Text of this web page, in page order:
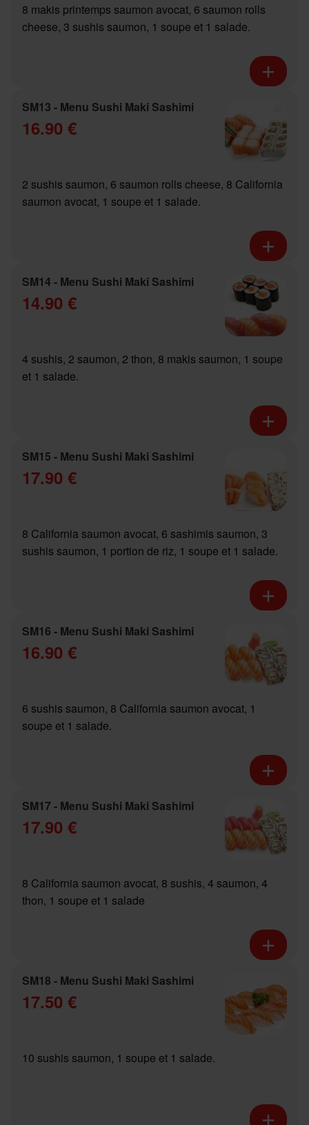
8 makis printemps saumon avocat, 6 saumon rolls
cheese, 3 sushis saumon, 1 soupe et 1 salade.
SM13 - Menu Sushi Maki Sashimi
16.90 €
2 sushis saumon, 6 saumon rolls cheese, 8 California
saumon avocat, 1 soupe et 1 salade.
SM14 - Menu Sushi Maki Sashimi
14.90 €
4 sushis, 2 saumon, 2 thon, 8 makis saumon, 1 soupe
et 1 salade.
SM15 - Menu Sushi Maki Sashimi
17.90 €
8 California saumon avocat, 6 sashimis saumon, 3
sushis saumon, 1 portion de riz, 1 soupe et 1 salade.
SM16 - Menu Sushi Maki Sashimi
16.90 €
6 sushis saumon, 8 California saumon avocat, 1
soupe et 1 salade.
SM17 - Menu Sushi Maki Sashimi
17.90 €
8 California saumon avocat, 8 sushis, 4 saumon, 4
thon, 1 soupe et 1 salade
SM18 - Menu Sushi Maki Sashimi
17.50 €
10 sushis saumon, 1 soupe et 1 salade.